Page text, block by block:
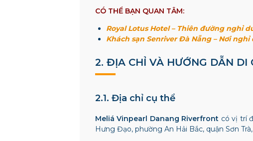
CÓ THỂ BẠN QUAN TÂM:
Royal Lotus Hotel – Thiên đường nghỉ
Khách sạn Senriver Đà Nẵng – Nơi
2. ĐỊA CHỈ VÀ HƯỚNG DẪN DI
2.1. Địa chỉ cụ thể
Meliá Vinpearl Danang Riverfront có vị trí
Hưng Đạo, phường An Hải Bắc, quận Sơn